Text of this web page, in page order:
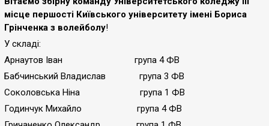
місце першості Київського університету імені Бориса
Грінченка з волейболу!
У складі:
Арнаутов Іван група 4 ФВ
Бабчинський Владислав група 3 ФВ
Соколовська Ніна група 1 ФВ
Годинчук Михайло група 4 ФВ